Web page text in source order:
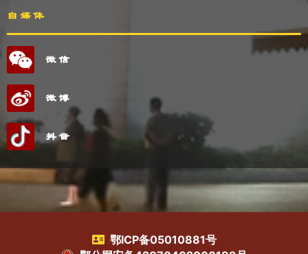
自媒体
微信
微博
抖音
鄂ICP备05010881号